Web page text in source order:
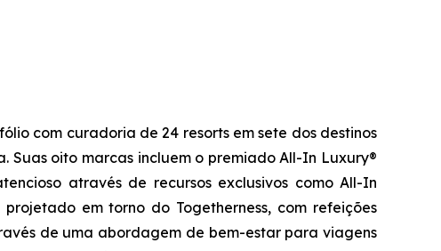
com curadoria de 24 resorts em sete dos destinos
oito marcas incluem o premiado All-In Luxury®
através de recursos exclusivos como All-In
projetado em torno do Togetherness, com refeições
de uma abordagem de bem-estar para viagens